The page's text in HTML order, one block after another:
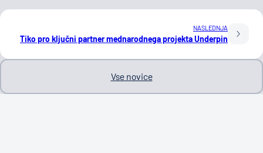
NASLEDNJA
Tiko pro ključni partner mednarodnega projekta Underpin
Vse novice